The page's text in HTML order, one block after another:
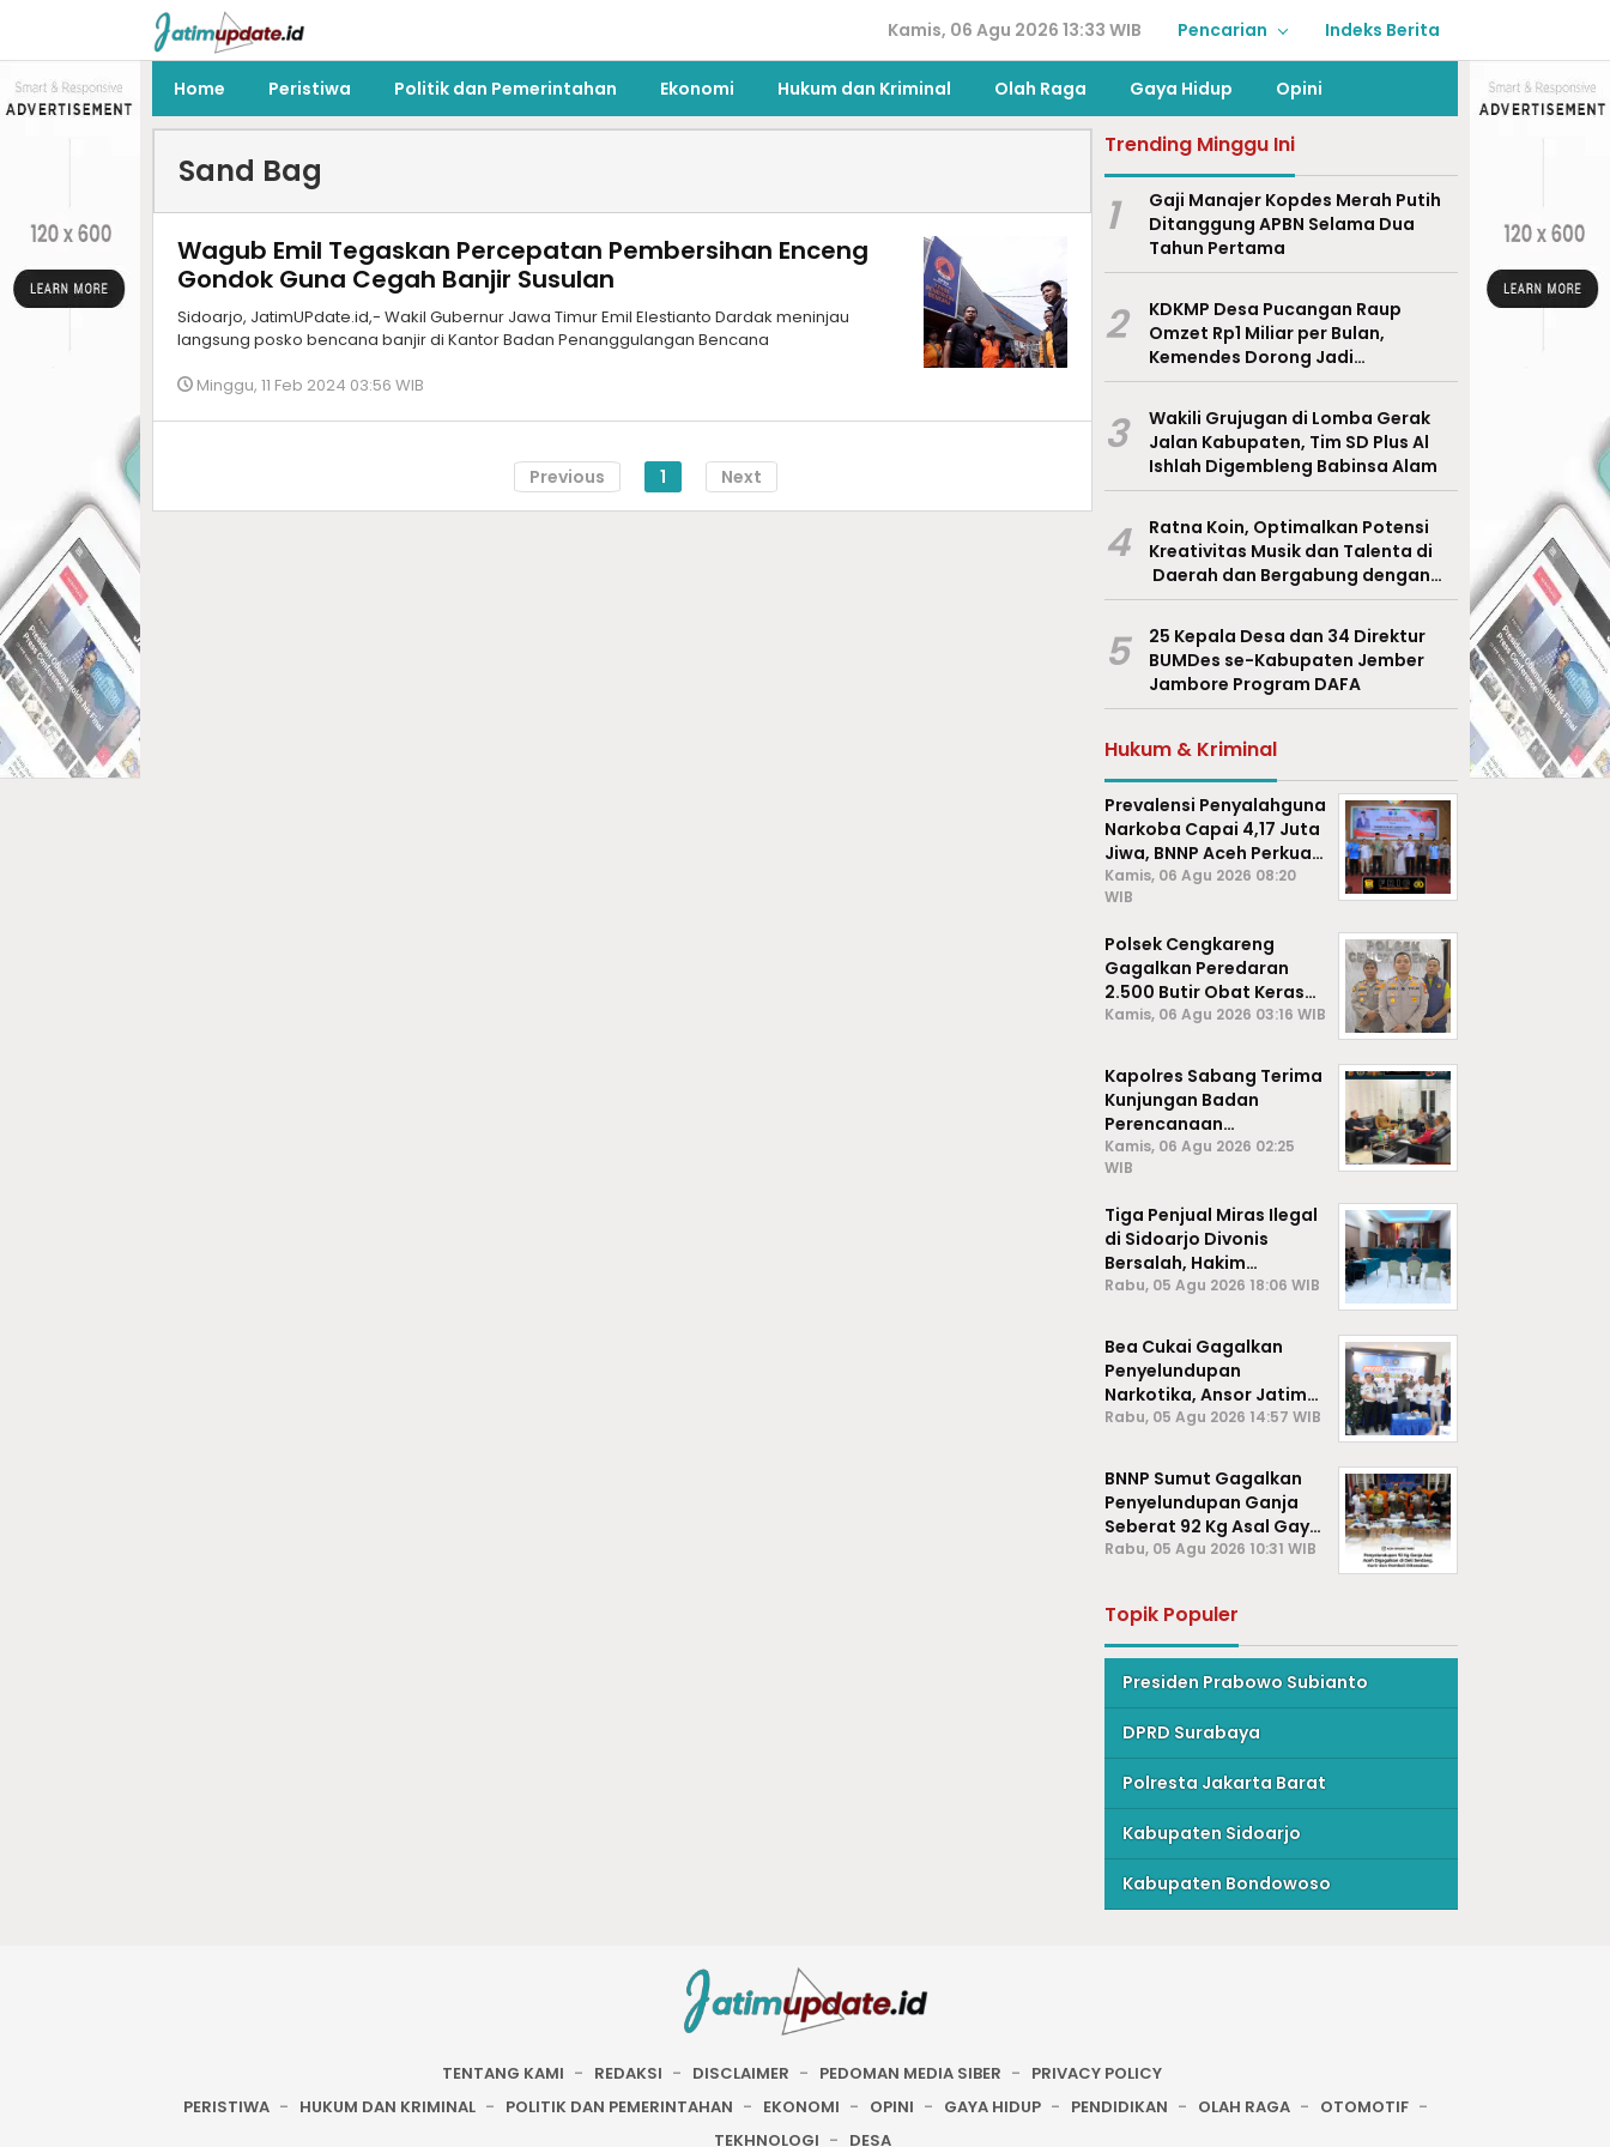
Kamis, 06 Agu 2026 13:33 WIB Pencarian Indeks Berita
Home Peristiwa Politik dan Pemerintahan Ekonomi Hukum dan Kriminal Olah Raga Gaya Hidup Opini
Sand Bag
Wagub Emil Tegaskan Percepatan Pembersihan Enceng
Gondok Guna Cegah Banjir Susulan
Sidoarjo, JatimUPdate.id,- Wakil Gubernur Jawa Timur Emil Elestianto Dardak meninjau
langsung posko bencana banjir di Kantor Badan Penanggulangan Bencana
Minggu, 11 Feb 2024 03:56 WIB
Previous 1 Next
Trending Minggu Ini
1
Gaji Manajer Kopdes Merah Putih
Ditanggung APBN Selama Dua
Tahun Pertama
2
KDKMP Desa Pucangan Raup
Omzet Rp1 Miliar per Bulan,
Kemendes Dorong Jadi
Percontohan Nasional
3
Wakili Grujugan di Lomba Gerak
Jalan Kabupaten, Tim SD Plus Al
Ishlah Digembleng Babinsa Alam
4
Ratna Koin, Optimalkan Potensi
Kreativitas Musik dan Talenta di
Daerah dan Bergabung dengan
Ekraf Pasuruan
5
25 Kepala Desa dan 34 Direktur
BUMDes se-Kabupaten Jember
Jambore Program DAFA
Hukum & Kriminal
Prevalensi Penyalahguna
Narkoba Capai 4,17 Juta
Jiwa, BNNP Aceh Perkuat
P4GN di Subulussalam
Kamis, 06 Agu 2026 08:20
WIB
Polsek Cengkareng
Gagalkan Peredaran
2.500 Butir Obat Keras
Daftar G, Satu Pengedar
Kamis, 06 Agu 2026 03:16 WIB
Kapolres Sabang Terima
Kunjungan Badan
Perencanaan
Pembangunan Daerah
(BAPPEDA) Kota Sabang,
Kamis, 06 Agu 2026 02:25
WIB
Tiga Penjual Miras Ilegal
di Sidoarjo Divonis
Bersalah, Hakim
Jatuhkan Denda hingga
Rabu, 05 Agu 2026 18:06 WIB
Bea Cukai Gagalkan
Penyelundupan
Narkotika, Ansor Jatim
Negara Tak Kalah dari
Rabu, 05 Agu 2026 14:57 WIB
BNNP Sumut Gagalkan
Penyelundupan Ganja
Seberat 92 Kg Asal Gayo
Lues, Aceh.
Rabu, 05 Agu 2026 10:31 WIB
Topik Populer
Presiden Prabowo Subianto
DPRD Surabaya
Polresta Jakarta Barat
Kabupaten Sidoarjo
Kabupaten Bondowoso
TENTANG KAMI REDAKSI DISCLAIMER PEDOMAN MEDIA SIBER
PRIVACY POLICY
PERISTIWA
HUKUM DAN KRIMINAL POLITIK DAN PEMERINTAHAN EKONOMI OPINI GAYA HIDUP PENDIDIKAN OLAH RAGA
OTOMOTIF
TEKHNOLOGI
DESA